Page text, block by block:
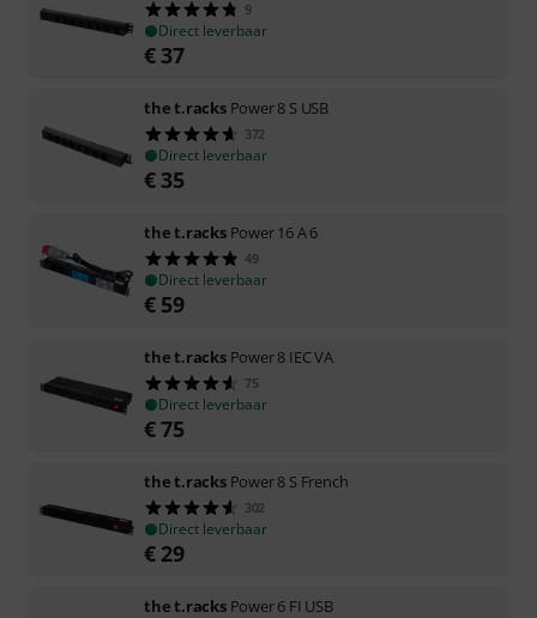
9
Direct leverbaar
€ 37
the t.racks Power 8 S USB
372
Direct leverbaar
€ 35
the t.racks Power 16 A 6
49
Direct leverbaar
€ 59
the t.racks Power 8 IEC VA
75
Direct leverbaar
€75
the t.racks Power 8 S French
302
Direct leverbaar
€ 29
the t.racks Power 6 FI USB